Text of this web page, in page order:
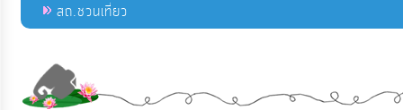
สถ.ชวนเที่ยว